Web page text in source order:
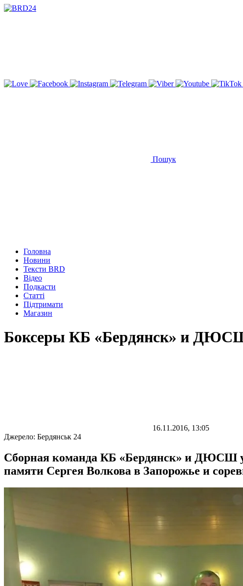
Пошук
Головна
Новини
Тексти BRD
Відео
Подкасти
Статті
Підтримати
Магазин
Боксеры КБ «Бердянск» и ДЮСШ
16.11.2016, 13:05
Джерело: Бердянськ 24
Сборная команда КБ «Бердянск» и ДЮСШ
памяти Сергея Волкова в Запорожье и